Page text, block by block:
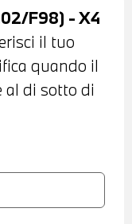
-
VIEW 360°
DI
-
F98) - X4
il tuo
quando il
al di sotto di